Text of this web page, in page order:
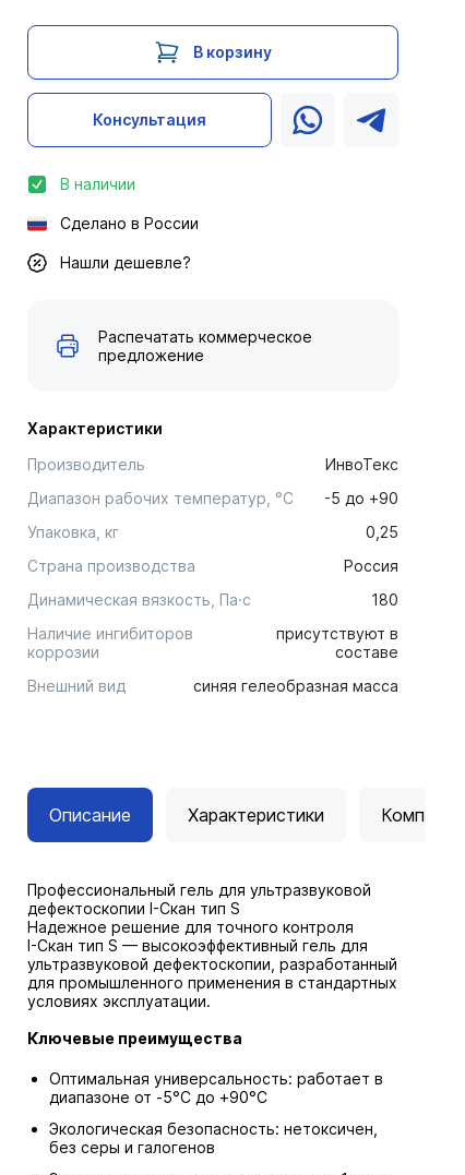
Характеристики
Производитель
ИнвоТекс
Диапазон рабочих температур, °С
-5 до +90
Упаковка, кг
0,25
Страна производства
Россия
Динамическая вязкость, Па·c
180
Наличие ингибиторов
коррозии
присутствуют в
составе
Внешний вид
синяя гелеобразная масса
В корзину
Консультация
В наличии
Сделано в России
Нашли дешевле?
Распечатать коммерческое
предложение
Описание Характеристики
Профессиональный гель для ультразвуковой
дефектоскопии I-Скан тип S
Надежное решение для точного контроля
I-Скан тип S — высокоэффективный гель для
ультразвуковой дефектоскопии, разработанный
для промышленного применения в стандартных
условиях эксплуатации.
Ключевые преимущества
Оптимальная универсальность: работает в
диапазоне от -5°С до +90°С
Экологическая безопасность: нетоксичен,
без серы и галогенов